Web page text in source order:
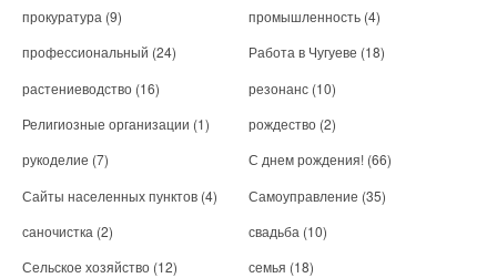
прокуратура (9) промышленность (4)
профессиональный (24) Работа в Чугуеве (18)
растениеводство (16) резонанс (10)
Религиозные организации (1) рождество (2)
рукоделие (7) С днем рождения! (66)
Сайты населенных пунктов (4) Самоуправление (35)
саночистка (2) свадьба (10)
Сельское хозяйство (12) семья (18)